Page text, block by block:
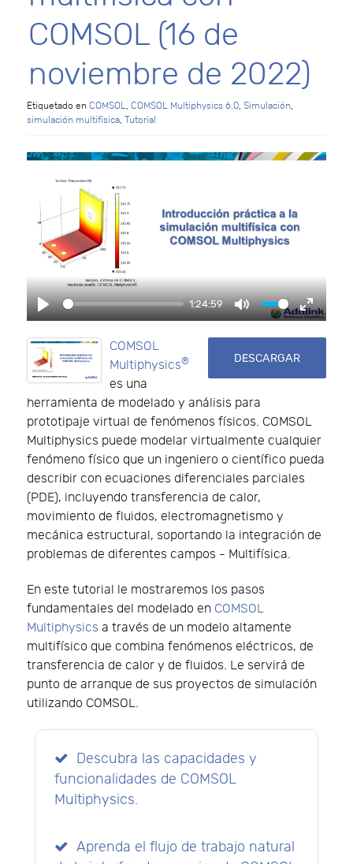
COMSOL (16 de
noviembre de 2022)
Etiquetado en COMSOL, COMSOL Multiphysics 6.0, Simulación,
simulación multifísica, Tutorial
Play
1:24:59
Mute Enter
DESCARGAR
COMSOL
Multiphysics®
es una
herramienta de modelado y análisis para
prototipaje virtual de fenómenos físicos. COMSOL
Multiphysics puede modelar virtualmente cualquier
fenómeno físico que un ingeniero o científico pueda
describir con ecuaciones diferenciales parciales
(PDE), incluyendo transferencia de calor,
movimiento de fluidos, electromagnetismo y
mecánica estructural, soportando la integración de
problemas de diferentes campos - Multifísica.
En este tutorial le mostraremos los pasos
fundamentales del modelado en COMSOL
Multiphysics a través de un modelo altamente
multifísico que combina fenómenos eléctricos, de
transferencia de calor y de fluidos. Le servirá de
punto de arranque de sus proyectos de simulación
utilizando COMSOL.
Descubra las capacidades y
funcionalidades de COMSOL
Multiphysics.
Aprenda el flujo de trabajo natural